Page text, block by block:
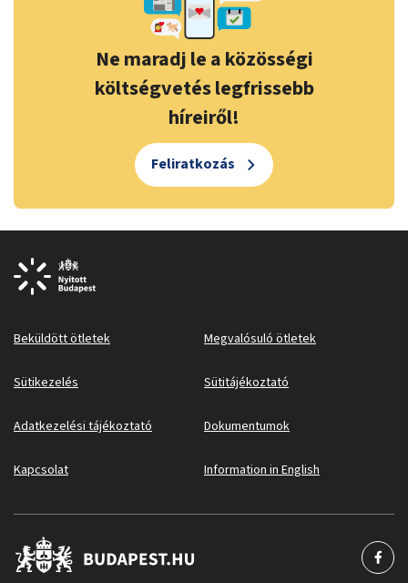
Ne maradj le a közösségi
költségvetés legfrissebb
híreiről!
Feliratkozás
Beküldött ötletek Megvalósuló ötletek
Sütikezelés Sütitájékoztató
Adatkezelési tájékoztató Dokumentumok
Kapcsolat Information in English